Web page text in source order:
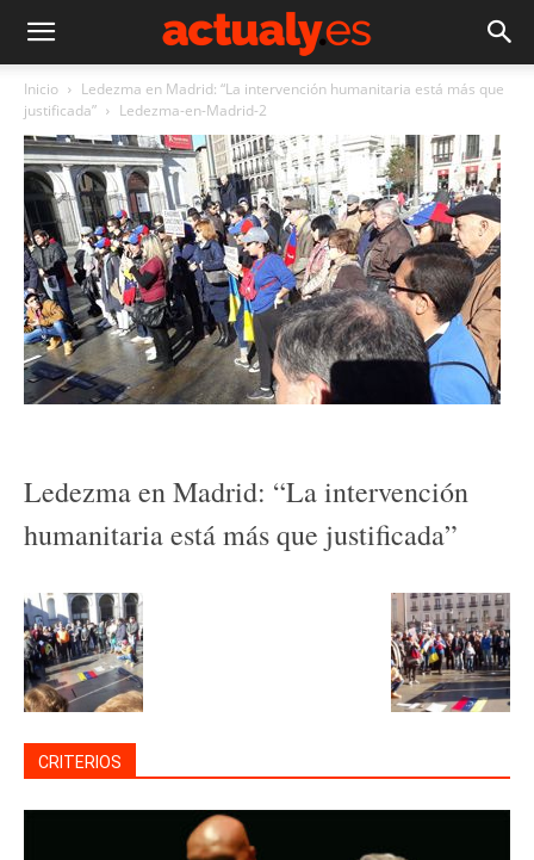
Inicio
Ledezma en Madrid: “La intervención humanitaria está más que
justificada”
Ledezma-en-Madrid-2
Ledezma en Madrid: “La intervención
humanitaria está más que justificada”
CRITERIOS